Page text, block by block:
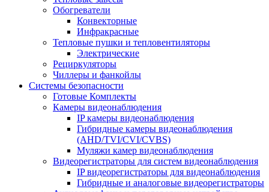
Обогреватели
Конвекторные
Инфракрасные
Тепловые пушки и тепловентиляторы
Электрические
Рециркуляторы
Чиллеры и фанкойлы
Системы безопасности
Готовые Комплекты
Камеры видеонаблюдения
IP камеры видеонаблюдения
Гибридные камеры видеонаблюдения
(AHD/TVI/CVI/CVBS)
Муляжи камер видеонаблюдения
Видеорегистраторы для систем видеонаблюдения
IP видеорегистраторы для видеонаблюдения
Гибридные и аналоговые видеорегистраторы